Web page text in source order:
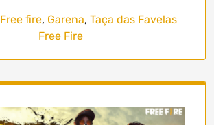
Free fire, Garena, Taça das Favelas
Free Fire